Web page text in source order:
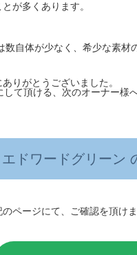
が多くあります。
自体が少なく、希少な素材
りがとうございました。
て頂ける、次のオーナー様
エドワードグリーン
ページにて、ご確認を頂けま